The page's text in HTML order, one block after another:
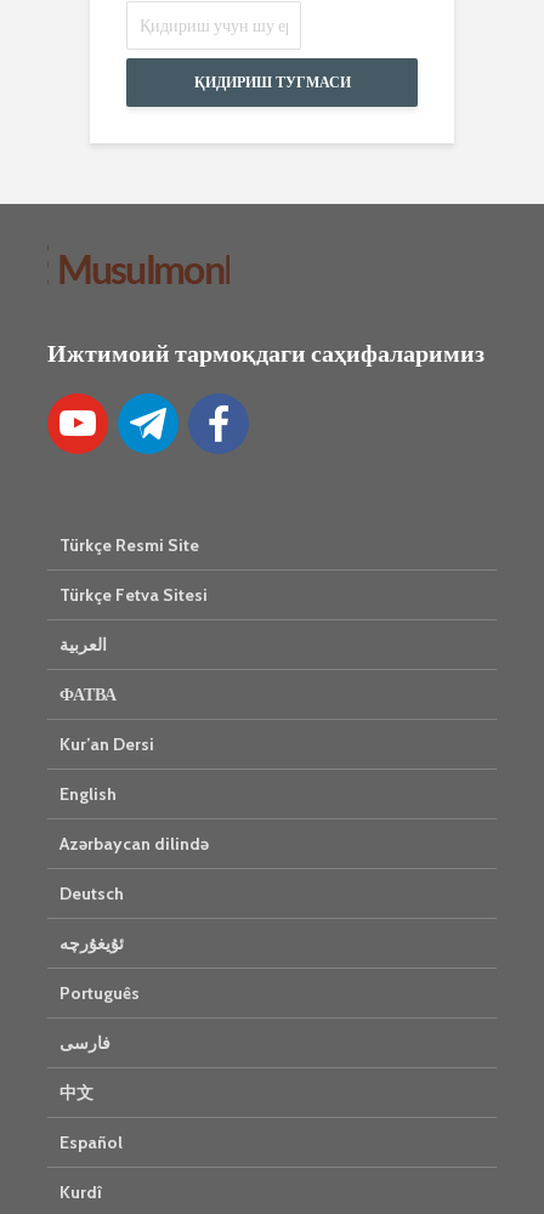
ҚИДИРИШ ТУГМАСИ
Ижтимоий тармоқдаги саҳифаларимиз
Türkçe Resmi Site
Türkçe Fetva Sitesi
العربية
ФАТВА
Kur’an Dersi
English
Azərbaycan dilində
Deutsch
ئۇيغۇرچە
Português
فارسی
中文
Español
Kurdî